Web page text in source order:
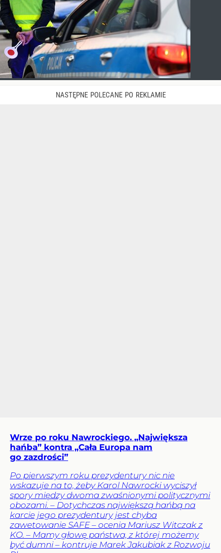
Wrze po roku Nawrockiego. „Największa
hańba” kontra „Cała Europa nam
go zazdrości”
Po pierwszym roku prezydentury nic nie
wskazuje na to, żeby Karol Nawrocki wyciszył
spory między dwoma zwaśnionymi politycznymi
obozami. – Dotychczas największą hańbą na
karcie jego prezydentury jest chyba
zawetowanie SAFE – ocenia Mariusz Witczak z
KO. – Mamy głowę państwa, z której możemy
być dumni – kontruje Marek Jakubiak z Rozwoju